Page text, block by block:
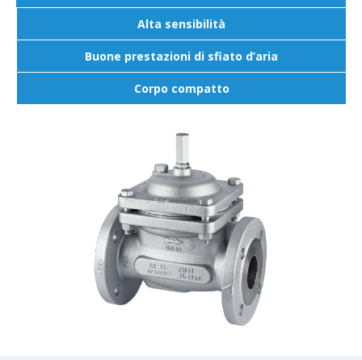
Alta sensibilità
Buone prestazioni di sfiato d’aria
Corpo compatto